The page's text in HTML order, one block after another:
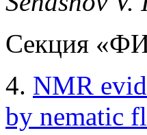
Секция
4. NMR
by nematic